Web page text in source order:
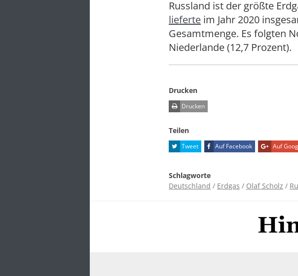
Russland ist der größte
lieferte im Jahr 2020
Gesamtmenge. Es folgten
Niederlande (12,7 Prozent).
Drucken
Drucken
Teilen
Tweet Auf Facebook Auf
Schlagworte
Deutschland / Erdgas / Olaf Scholz /